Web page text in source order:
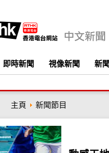
即時新聞 視像新聞 新
主頁 新聞節目